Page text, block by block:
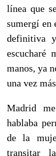
línea que
sumergí en
definitiva
escucharé
manos, ya
una vez
Madrid
hablaba
de la
transitar